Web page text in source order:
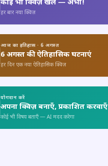
कोई भी क्विज़ खेलें — अभी!
हर बार नया क्विज़
आज का इतिहास · 6 अगस्त
6 अगस्त की ऐतिहासिक घटनाएं
हर दिन एक नया ऐतिहासिक क्विज़
योगदान करें
अपना क्विज़ बनाएँ, प्रकाशित करवाएँ
कोई भी विषय बताएँ — AI मदद करेगा